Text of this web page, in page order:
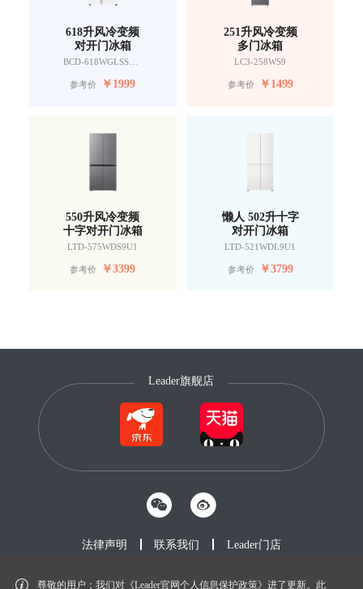
618升风冷变频
对开门冰箱
BCD-618WGLSSEDW9
参考价 ￥1999
251升风冷变频
多门冰箱
LC3-258WS9
参考价 ￥1499
550升风冷变频
十字对开门冰箱
LTD-575WDS9U1
参考价 ￥3399
懒人 502升十字
对开门冰箱
LTD-521WDL9U1
参考价 ￥3799
尊敬的用户：我们对《Leader官网个人信息保护政策》进了更新。此
Leader旗舰店
法律声明 联系我们 Leader门店